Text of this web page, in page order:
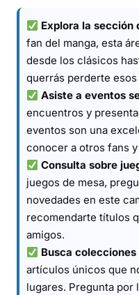
Explora la sección
fan del manga, esta
desde los clásicos
querrás perderte
Asiste a eventos
encuentros y
eventos son una
conocer a otros fans
Consulta sobre
juegos de mesa,
novedades en este
recomendarte títulos
amigos.
Busca
artículos únicos que
lugares. Pregunta